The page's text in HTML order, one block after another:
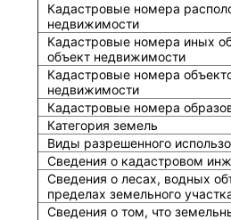
Кадастровые номера
недвижимости
Кадастровые номера иных
объект недвижимости
Кадастровые номера
недвижимости
Кадастровые номера
Категория земель
Виды разрешенного
Сведения о кадастровом
Cведения о лесах, водных
пределах земельного
Сведения о том, что